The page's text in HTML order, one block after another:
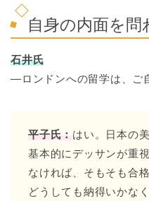
自身の内面を問
石井氏
―ロンドンへの留学は、ご
平子氏： はい。日本の
基本的にデッサンが重
なければ、そもそも合
どうしても納得いかな